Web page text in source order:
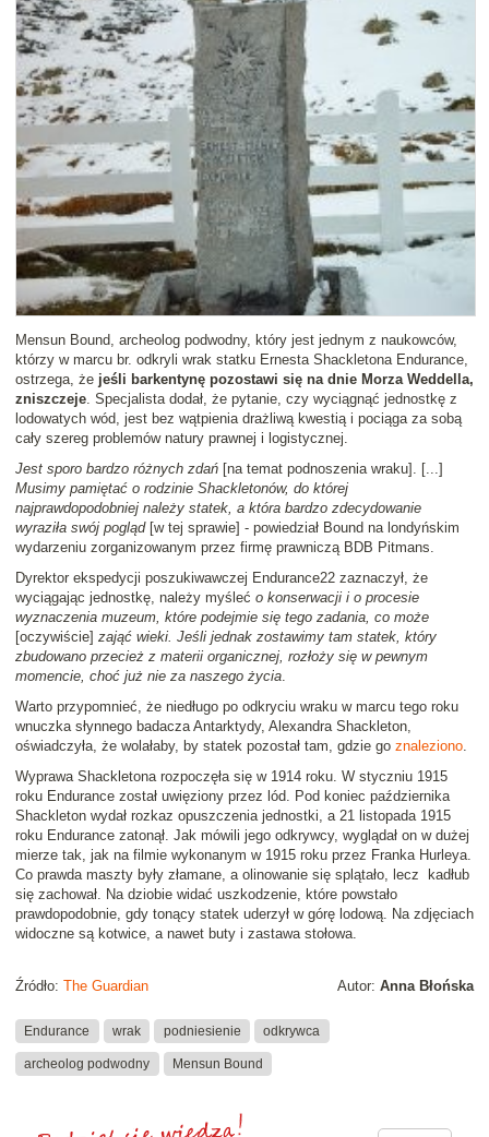
Mensun Bound, archeolog podwodny, który jest jednym z naukowców,
którzy w marcu br. odkryli wrak statku Ernesta Shackletona Endurance,
ostrzega, że jeśli barkentynę pozostawi się na dnie Morza Weddella,
zniszczeje. Specjalista dodał, że pytanie, czy wyciągnąć jednostkę z
lodowatych wód, jest bez wątpienia drażliwą kwestią i pociąga za sobą
cały szereg problemów natury prawnej i logistycznej.
Jest sporo bardzo różnych zdań [na temat podnoszenia wraku]. [...]
Musimy pamiętać o rodzinie Shackletonów, do której
najprawdopodobniej należy statek, a która bardzo zdecydowanie
wyraziła swój pogląd[w tej sprawie] - powiedział Bound na londyńskim
wydarzeniu zorganizowanym przez firmę prawniczą BDB Pitmans.
Dyrektor ekspedycji poszukiwawczej Endurance22 zaznaczył, że
wyciągając jednostkę, należy myśleć o konserwacji i o procesie
wyznaczenia muzeum, które podejmie się tego zadania, co może
[oczywiście] zająć wieki. Jeśli jednak zostawimy tam statek, który
zbudowano przecież z materii organicznej, rozłoży się w pewnym
momencie, choć już nie za naszego życia.
Warto przypomnieć, że niedługo po odkryciu wraku w marcu tego roku
wnuczka słynnego badacza Antarktydy, Alexandra Shackleton,
oświadczyła, że wolałaby, by statek pozostał tam, gdzie go znaleziono.
Wyprawa Shackletona rozpoczęła się w 1914 roku. W styczniu 1915
roku Endurance został uwięziony przez lód. Pod koniec października
Shackleton wydał rozkaz opuszczenia jednostki, a 21 listopada 1915
roku Endurance zatonął. Jak mówili jego odkrywcy, wyglądał on w dużej
mierze tak, jak na filmie wykonanym w 1915 roku przez Franka Hurleya.
Co prawda maszty były złamane, a olinowanie się splątało, lecz kadłub
się zachował. Na dziobie widać uszkodzenie, które powstało
prawdopodobnie, gdy tonący statek uderzył w górę lodową. Na zdjęciach
widoczne są kotwice, a nawet buty i zastawa stołowa.
Autor: Anna Błońska
Źródło: The Guardian
Endurance wrak podniesienie odkrywca
archeolog podwodny Mensun Bound